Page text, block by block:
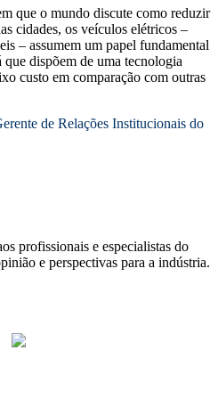
que o mundo discute como reduzir
cidades, os veículos elétricos –
– assumem um papel fundamental
dispõem de uma tecnologia
custo em comparação com outras
de Relações Institucionais do
profissionais e especialistas do
e perspectivas para a indústria.